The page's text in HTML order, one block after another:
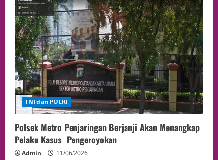
TNI dan POLRI
Polsek Metro Penjaringan Berjanji Akan Menangkap
Pelaku Kasus Pengeroyokan
Admin 11/06/2026